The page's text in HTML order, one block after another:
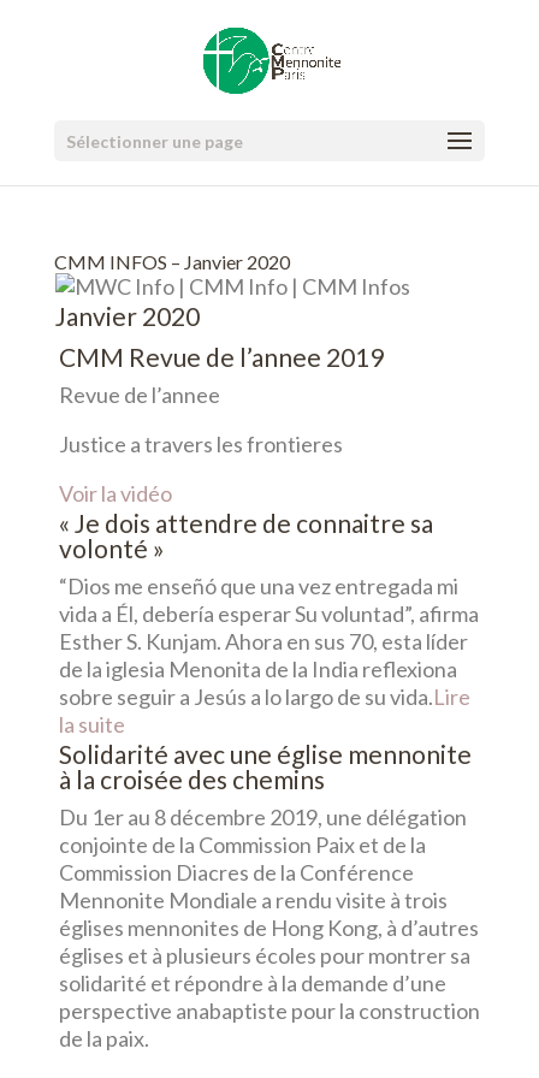
Sélectionner une page
CMM INFOS – Janvier 2020
Janvier 2020
CMM Revue de l’annee 2019
Revue de l’annee
Justice a travers les frontieres
Voir la vidéo
« Je dois attendre de connaitre sa
volonté »
“Dios me enseñó que una vez entregada mi
vida a Él, debería esperar Su voluntad”, afirma
Esther S. Kunjam. Ahora en sus 70, esta líder
de la iglesia Menonita de la India reflexiona
sobre seguir a Jesús a lo largo de su vida.Lire
la suite
Solidarité avec une église mennonite
à la croisée des chemins
Du 1er au 8 décembre 2019, une délégation
conjointe de la Commission Paix et de la
Commission Diacres de la Conférence
Mennonite Mondiale a rendu visite à trois
églises mennonites de Hong Kong, à d’autres
églises et à plusieurs écoles pour montrer sa
solidarité et répondre à la demande d’une
perspective anabaptiste pour la construction
de la paix.